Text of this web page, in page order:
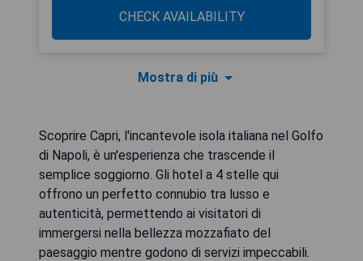
CHECK AVAILABILITY
Mostra di più
Scoprire Capri, l'incantevole isola italiana nel Golfo
di Napoli, è un'esperienza che trascende il
semplice soggiorno. Gli hotel a 4 stelle qui
offrono un perfetto connubio tra lusso e
autenticità, permettendo ai visitatori di
immergersi nella bellezza mozzafiato del
paesaggio mentre godono di servizi impeccabili.